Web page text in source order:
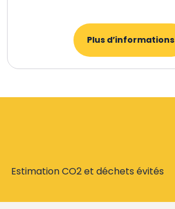
Plus d’informations
Estimation CO2 et déchets évités